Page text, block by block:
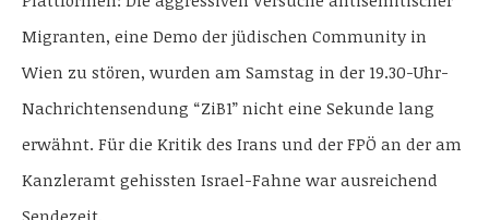
Migranten, eine Demo der jüdischen Community in
Wien zu stören, wurden am Samstag in der 19.30-Uhr-
Nachrichtensendung “ZiB1” nicht eine Sekunde lang
erwähnt. Für die Kritik des Irans und der FPÖ an der am
Kanzleramt gehissten Israel-Fahne war ausreichend
Sendezeit.